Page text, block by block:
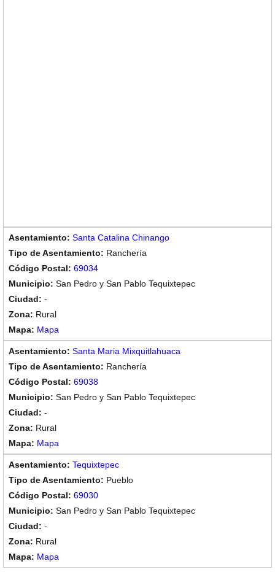
Santa Catalina Chinango
Ranchería
69034
San Pedro y San Pablo Tequixtepec
-
Rural
Mapa
Santa Maria Mixquitlahuaca
Ranchería
69038
San Pedro y San Pablo Tequixtepec
-
Rural
Mapa
Tequixtepec
Pueblo
69030
San Pedro y San Pablo Tequixtepec
-
Rural
Mapa